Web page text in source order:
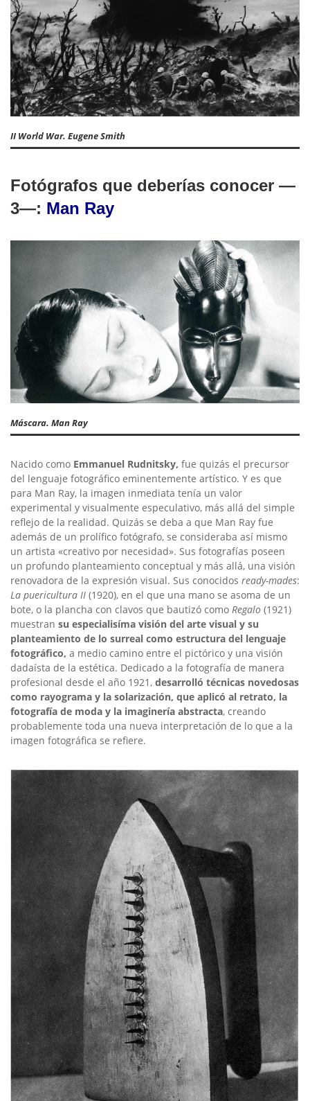
II World War. Eugene Smith
Fotógrafos que deberías conocer —
3—: Man Ray
Máscara. Man Ray
Nacido como Emmanuel Rudnitsky, fue quizás el precursor
del lenguaje fotográfico eminentemente artístico. Y es que
para Man Ray, la imagen inmediata tenía un valor
experimental y visualmente especulativo, más allá del simple
reflejo de la realidad. Quizás se deba a que Man Ray fue
además de un prolífico fotógrafo, se consideraba así mismo
un artista «creativo por necesidad». Sus fotografías poseen
un profundo planteamiento conceptual y más allá, una visión
renovadora de la expresión visual. Sus conocidos ready-mades:
La puericultura II (1920), en el que una mano se asoma de un
bote, o la plancha con clavos que bautizó como Regalo (1921)
muestran su especialisíma visión del arte visual y su
planteamiento de lo surreal como estructura del lenguaje
fotográfico, a medio camino entre el pictórico y una visión
dadaísta de la estética. Dedicado a la fotografía de manera
profesional desde el año 1921, desarrolló técnicas novedosas
como rayograma y la solarización, que aplicó al retrato, la
fotografía de moda y la imaginería abstracta, creando
probablemente toda una nueva interpretación de lo que a la
imagen fotográfica se refiere.